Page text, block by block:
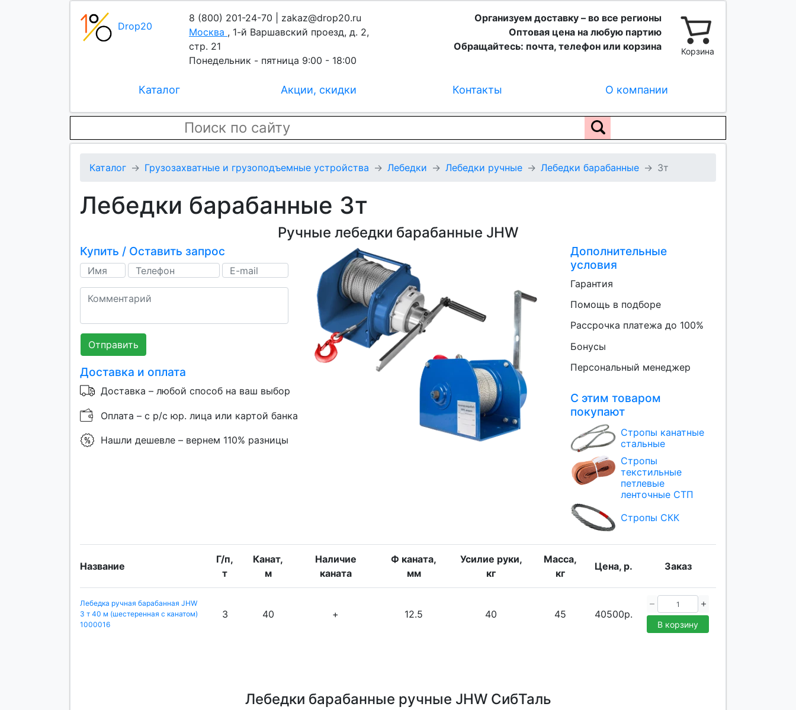
Drop20
8 (800) 201-24-70 | zakaz@drop20.ru
Москва , 1-й Варшавский проезд, д. 2,
стр. 21
Понедельник - пятница 9:00 - 18:00
Организуем доставку – во все регионы
Оптовая цена на любую партию
Обращайтесь: почта, телефон или корзина
Корзина
Каталог Акции, скидки Контакты О компании
Каталог Грузозахватные и грузоподъемные устройства Лебедки Лебедки ручные Лебедки барабанные 3т
Лебедки барабанные 3т
Ручные лебедки барабанные JHW
Купить / Оставить запрос
Отправить
Доставка и оплата
Доставка – любой способ на ваш выбор
Оплата – с р/с юр. лица или картой банка
Нашли дешевле – вернем 110% разницы
Дополнительные
условия
Гарантия
Помощь в подборе
Рассрочка платежа до 100%
Бонусы
Персональный менеджер
С этим товаром
покупают
Стропы канатные
стальные
Стропы
текстильные
петлевые
ленточные СТП
Стропы СКК
Название
Г/п,
т
Канат,
м
Наличие
каната
Ф каната,
мм
Усилие руки,
кг
Масса,
кг
Цена, р. Заказ
Лебедка ручная барабанная JHW
3 т 40 м (шестеренная с канатом)
1000016
3 40 + 12.5 40 45 40500р.
В корзину
Лебедки барабанные ручные JHW СибТаль